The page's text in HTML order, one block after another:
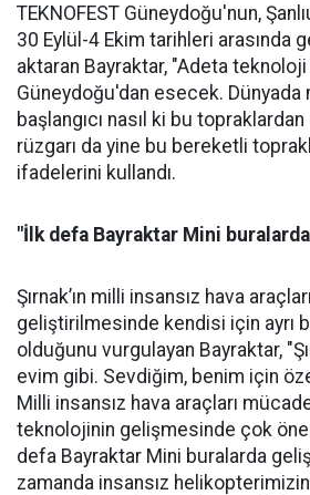
TEKNOFEST Güneydoğu'nun,
30 Eylül-4 Ekim tarihleri arasında
aktaran Bayraktar, "Adeta
Güneydoğu'dan esecek. Dünyada
başlangıcı nasıl ki bu
rüzgarı da yine bu bereketli
ifadelerini kullandı.
"İlk defa Bayraktar Mini
Şırnak’ın milli insansız hava
geliştirilmesinde kendisi için ayrı
olduğunu vurgulayan Bayraktar,
evim gibi. Sevdiğim, benim için
Milli insansız hava araçları
teknolojinin gelişmesinde çok
defa Bayraktar Mini buralarda
zamanda insansız